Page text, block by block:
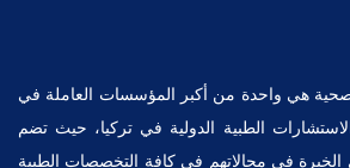
هي واحدة من أكبر المؤسسات العاملة في
الطبية الدولية في تركيا، حيث تضم
في مجالاتهم في كافة التخصصات الطبية